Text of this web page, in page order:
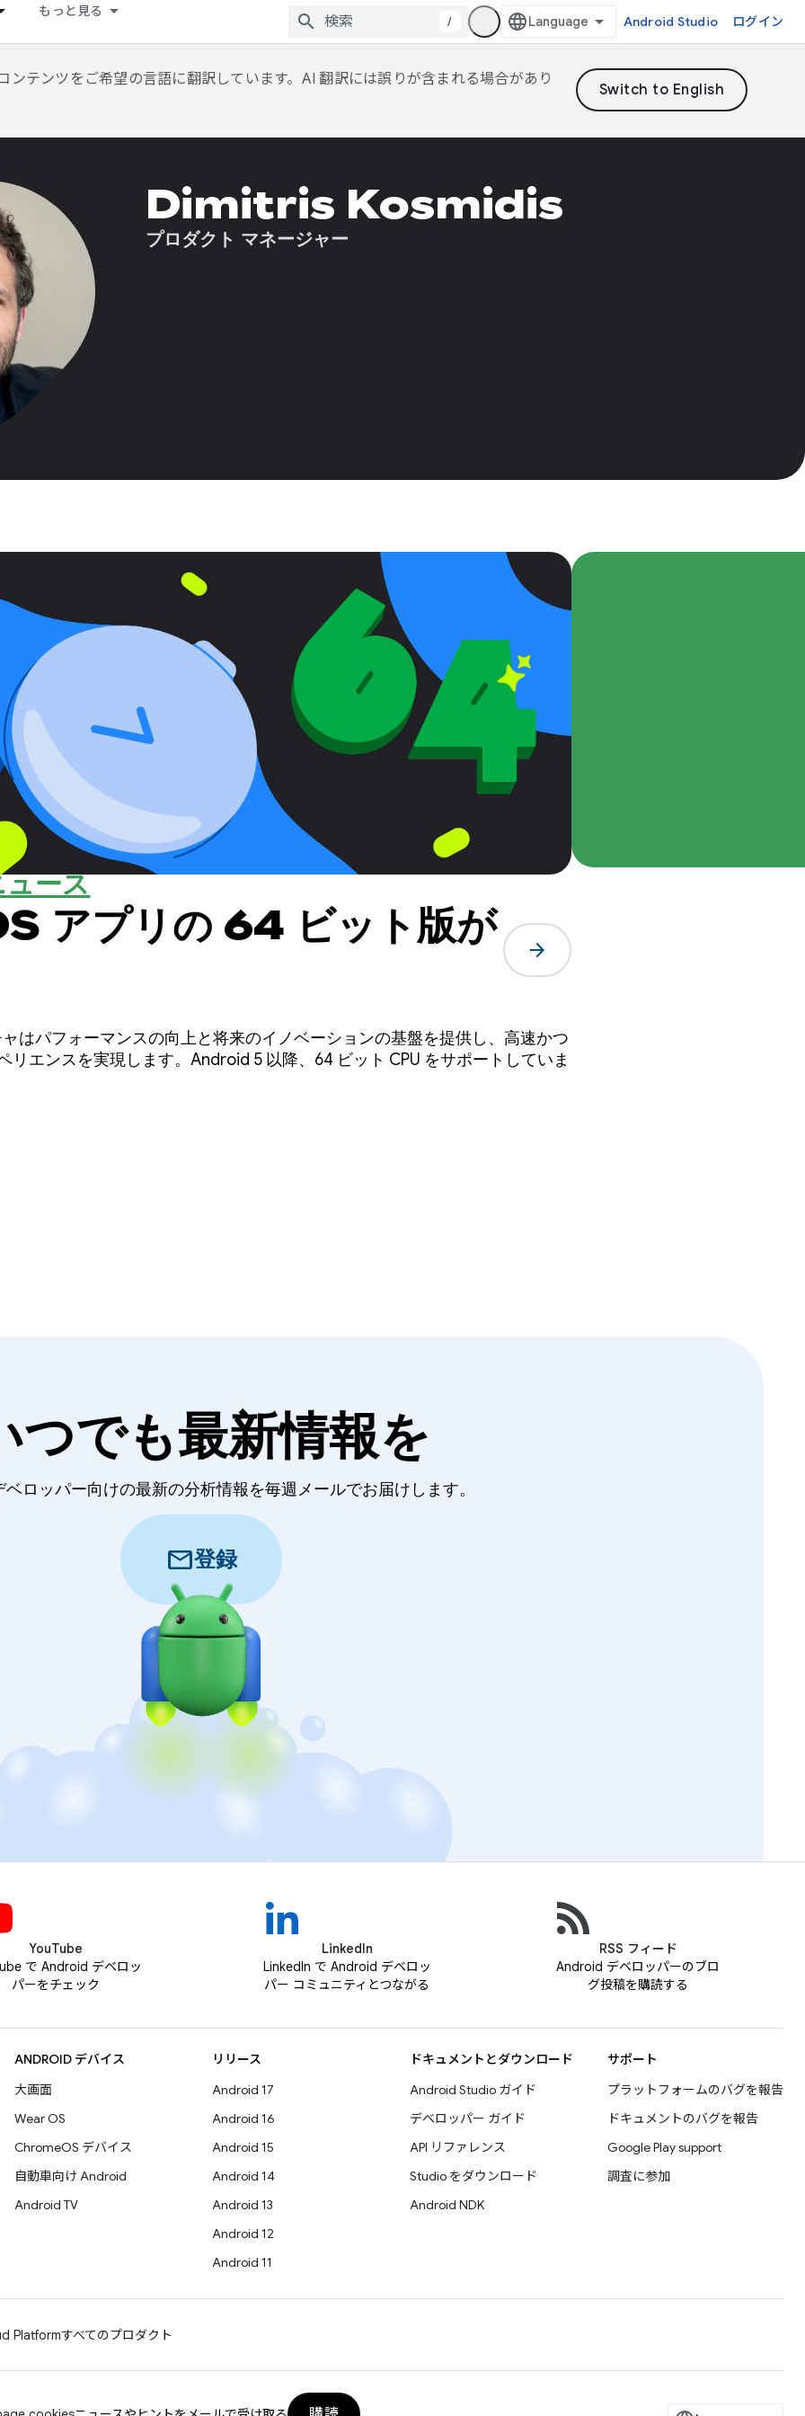
もっと見る
/ Android Studio ログイン
ンテンツをご希望の言語に翻訳しています。AI 翻訳には誤りが含まれる場合があり
Dimitris Kosmidis
プロダクト マネージャー
ース
アプリの 64 ビット版が
arrow_forward
はパフォーマンスの向上と将来のイノベーションの基盤を提供し、高速かつ
リエンスを実現します。Android 5 以降、64 ビット CPU をサポートしていま
つでも最新情報を
ロッパー向けの最新の分析情報を毎週メールでお届けします。
mail登録
YouTube
で Android デベロッ
パーをチェック
LinkedIn
LinkedIn で Android デベロッ
パー コミュニティとつながる
RSS フィード
Android デベロッパーのブロ
グ投稿を購読する
ANDROID デバイス
大画面
Wear OS
ChromeOS デバイス
自動車向け Android
Android TV
リリース
Android 17
Android 16
Android 15
Android 14
Android 13
Android 12
Android 11
ドキュメントとダウンロード
Android Studio ガイド
デベロッパー ガイド
API リファレンス
Studio をダウンロード
Android NDK
サポート
プラットフォームのバグを報告
ドキュメントのバグを報告
Google Play support
調査に参加
Platformすべてのプロダクト